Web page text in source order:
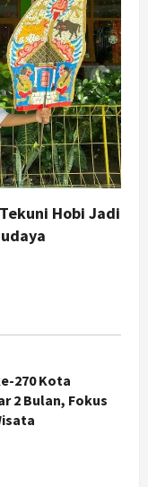
Hobi Jadi
270 Kota
2 Bulan, Fokus